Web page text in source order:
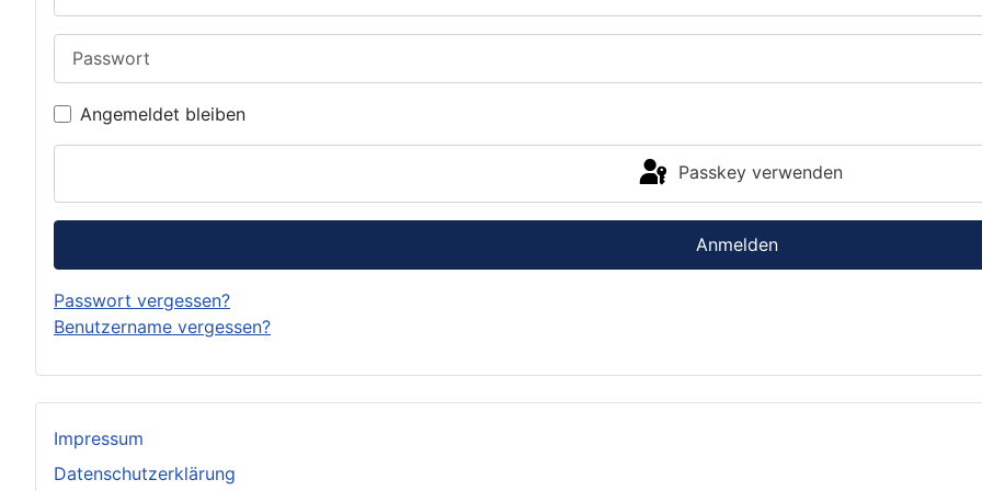
Angemeldet bleiben
Passkey verwenden
Anmelden
Passwort vergessen?
Benutzername vergessen?
Impressum
Datenschutzerklärung